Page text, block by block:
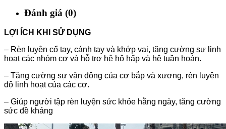
Đánh giá (0)
LỢI ÍCH KHI SỬ DỤNG
– Rèn luyện cổ tay, cánh tay và khớp vai, tăng cường sự linh
hoạt các nhóm cơ và hỗ trợ hệ hô hấp và hệ tuần hoàn.
– Tăng cường sự vận động của cơ bắp và xương, rèn luyện
độ linh hoạt của các cơ.
– Giúp người tập rèn luyện sức khỏe hằng ngày, tăng cường
sức đề kháng